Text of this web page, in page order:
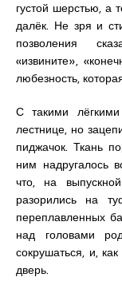
густой шерстью, а
далёк. Не зря и
позволения
«извините»,
любезность,
С такими
лестнице, но
пиджачок. Ткань
ним надругалось
что, на
разорились на
переплавленных
над головами
сокрушаться, и,
дверь.